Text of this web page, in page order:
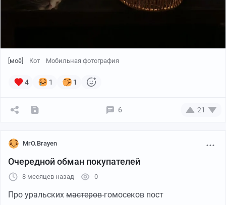
[моё] Кот Мобильная фотография
4 1 1
6 21
MrO.Brayen
Очередной обман покупателей
8 месяцев назад 0
Про уральских мастеровгомосеков пост